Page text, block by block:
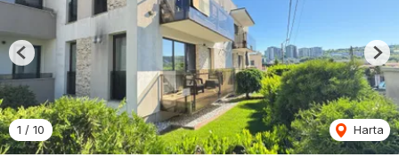
1 / 10 Harta
Previous